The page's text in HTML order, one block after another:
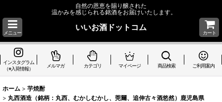
自然の恩恵を賜り醸された
温かみを感じられる銘酒をお届けいたします。
メニュー
いいお酒ドットコム
カート
インスタグラム
（※入荷情報）
メルマガ カテゴリ マイページ 商品検索 ご利用案内
ホーム > 芋焼酎
> 丸西酒造（銘柄：丸西、むかしむかし、莞爾、追伸古々酒悠然）鹿児島県